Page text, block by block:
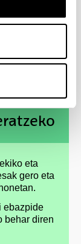
eta
gero eta
ebazpide
behar diren